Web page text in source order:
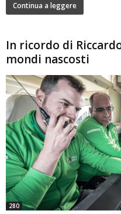
Continua a leggere
In ricordo di
mondi nascosti
280